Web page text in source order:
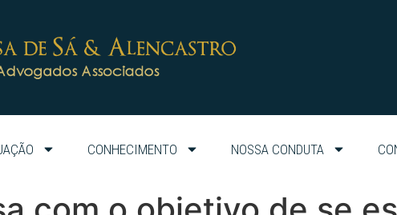
CONHECIMENTO NOSSA CONDUTA